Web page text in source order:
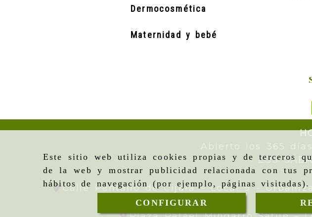
Este sitio web utiliza cookies propias y de terceros
de la web y mostrar publicidad relacionada con tus
hábitos de navegación (por ejemplo, páginas
CONFIGURAR
Dermocosmética
Maternidad y bebé
Abierto los 365
LOS
Calle Pantano de Cijara – Local 9 -